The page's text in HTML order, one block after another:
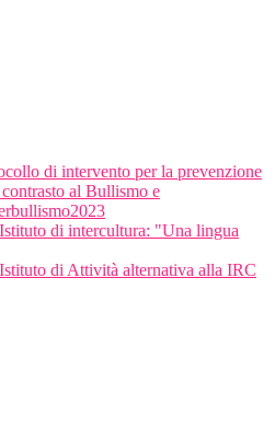
di intervento per la prevenzione
al Bullismo e
di intercultura: "Una lingua
di Attività alternativa alla IRC